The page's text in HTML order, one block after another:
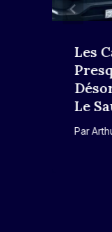
Les
Le
Par